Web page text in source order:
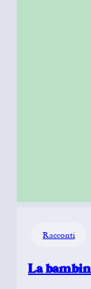
Racconti
La